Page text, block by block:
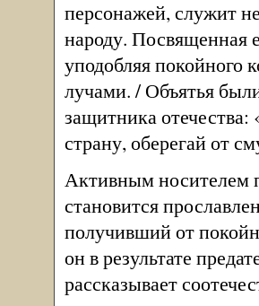
персонажей, служит
народу. Посвященная
уподобляя покойного
лучами. / Объятья
защитника
страну, оберегай от
Активным носителем
становится
получивший от
он в результате
рассказывает